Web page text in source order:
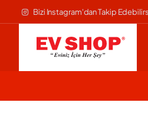
Bizi Instagram'dan Takip